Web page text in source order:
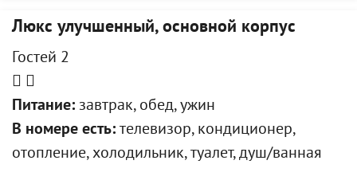
Люкс улучшенный, основной корпус
Гостей 2
Питание: завтрак, обед, ужин
В номере есть: телевизор, кондиционер,
отопление, холодильник, туалет, душ/ванная